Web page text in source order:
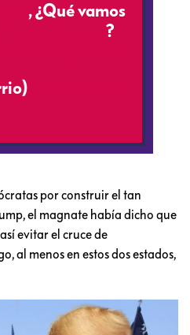
, ¿Qué vamos
?
por construir el tan
el magnate había dicho que
evitar el cruce de
al menos en estos dos estados,